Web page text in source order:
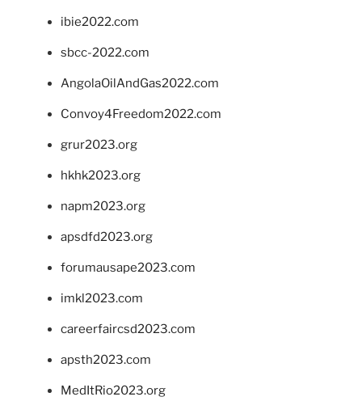
ibie2022.com
sbcc-2022.com
AngolaOilAndGas2022.com
Convoy4Freedom2022.com
grur2023.org
hkhk2023.org
napm2023.org
apsdfd2023.org
forumausape2023.com
imkl2023.com
careerfaircsd2023.com
apsth2023.com
MedItRio2023.org